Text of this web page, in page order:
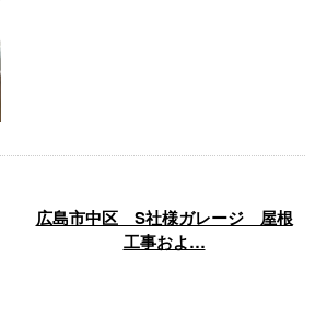
広島市中区 S社様ガレージ 屋根
工事およ…